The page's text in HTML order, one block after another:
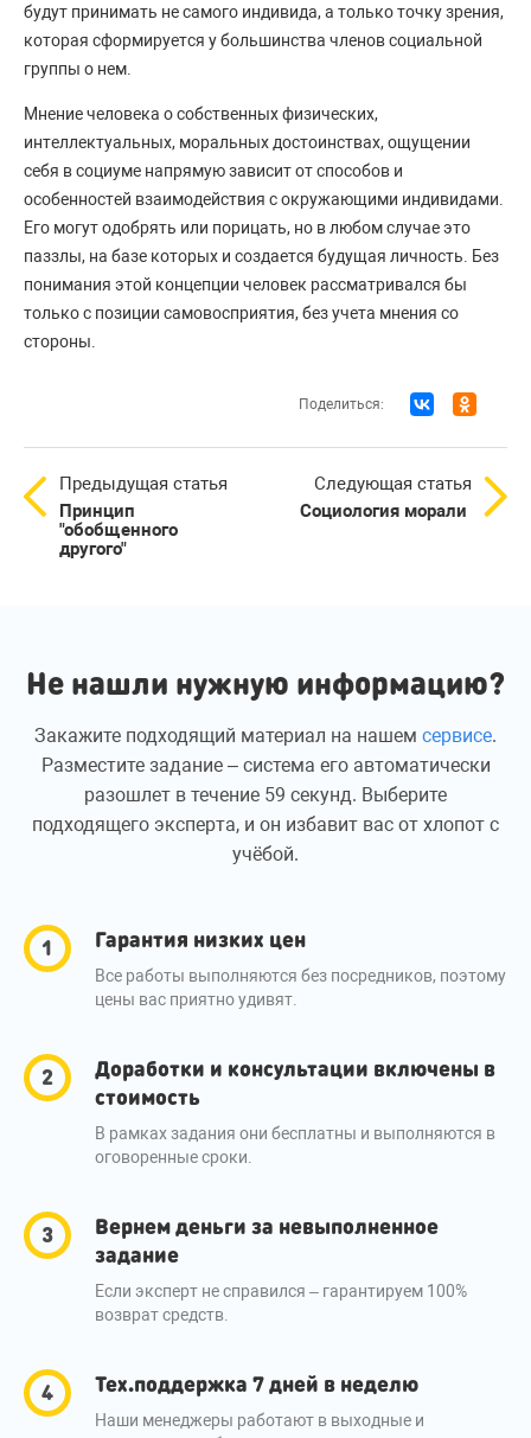
будут принимать не самого индивида, а только точку зрения,
которая сформируется у большинства членов социальной
группы о нем.
Мнение человека о собственных физических,
интеллектуальных, моральных достоинствах, ощущении
себя в социуме напрямую зависит от способов и
особенностей взаимодействия с окружающими индивидами.
Его могут одобрять или порицать, но в любом случае это
паззлы, на базе которых и создается будущая личность. Без
понимания этой концепции человек рассматривался бы
только с позиции самовосприятия, без учета мнения со
стороны.
Поделиться:
Предыдущая статья
Принцип
"обобщенного
другого"
Следующая статья
Социология морали
Не нашли нужную информацию?
Закажите подходящий материал на нашем сервисе.
Разместите задание – система его автоматически
разошлет в течение 59 секунд. Выберите
подходящего эксперта, и он избавит вас от хлопот с
учёбой.
Гарантия низких цен
Все работы выполняются без посредников, поэтому
цены вас приятно удивят.
Доработки и консультации включены в
стоимость
В рамках задания они бесплатны и выполняются в
оговоренные сроки.
Вернем деньги за невыполненное
задание
Если эксперт не справился – гарантируем 100%
возврат средств.
Тех.поддержка 7 дней в неделю
Наши менеджеры работают в выходные и